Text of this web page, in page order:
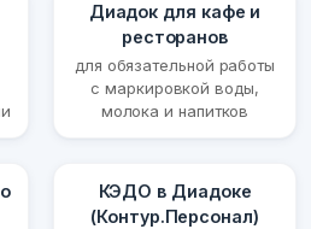
Диадок для кафе и
ресторанов
для обязательной работы
с маркировкой воды,
молока и напитков
КЭДО в Диадоке
(Контур.Персонал)